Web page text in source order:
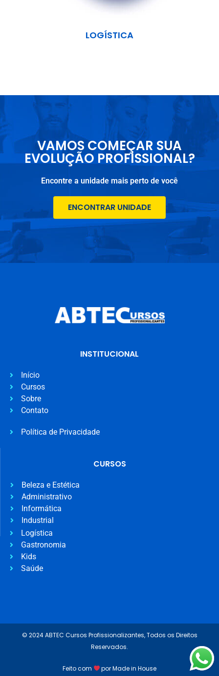
LOGÍSTICA
VAMOS COMEÇAR SUA
EVOLUÇÃO PROFISSIONAL?
Encontre a unidade mais perto de você
ENCONTRAR UNIDADE
INSTITUCIONAL
Início
Cursos
Sobre
Contato
Política de Privacidade
CURSOS
Beleza e Estética
Administrativo
Informática
Industrial
Logística
Gastronomia
Kids
Saúde
© 2024 ABTEC Cursos Profissionalizantes, Todos os Direitos
Reservados.
Feito com por Made in House